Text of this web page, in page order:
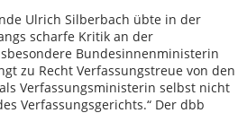
Ulrich Silberbach übte in der
scharfe Kritik an der
Bundesinnenministerin
zu Recht Verfassungstreue von den
Verfassungsministerin selbst nicht
Verfassungsgerichts.“ Der dbb